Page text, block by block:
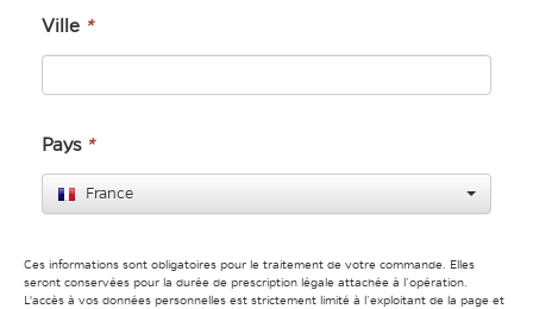
Ville *
Pays *
France
Ces informations sont obligatoires pour le traitement de votre commande. Elles
seront conservées pour la durée de prescription légale attachée à l’opération.
L'accès à vos données personnelles est strictement limité à l’exploitant de la page et